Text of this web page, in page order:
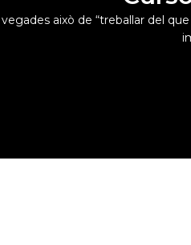
això de “treballar del que